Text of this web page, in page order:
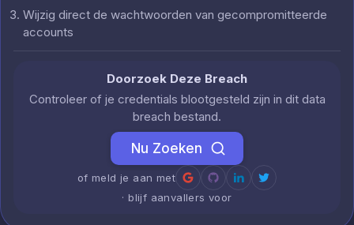
Wijzig direct de wachtwoorden van gecompromitteerde
accounts
Doorzoek Deze Breach
Controleer of je credentials blootgesteld zijn in dit data
breach bestand.
Nu Zoeken
of meld je aan met
· blijf aanvallers voor